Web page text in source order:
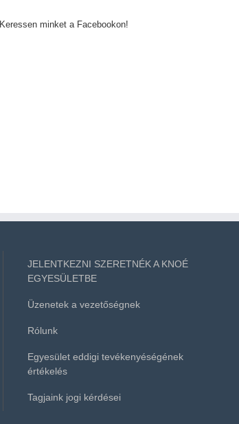
Keressen minket a Facebookon!
JELENTKEZNI SZERETNÉK A KNOÉ
EGYESÜLETBE
Üzenetek a vezetőségnek
Rólunk
Egyesület eddigi tevékenyéségének
értékelés
Tagjaink jogi kérdései